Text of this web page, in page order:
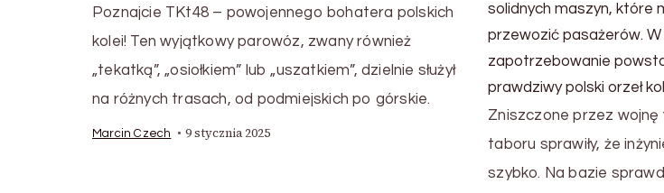
Poznajcie TKt48 – powojennego bohatera polskich
kolei! Ten wyjątkowy parowóz, zwany również
„tekatką”, „osiołkiem” lub „uszatkiem”, dzielnie służył
na różnych trasach, od podmiejskich po górskie.
Marcin Czech 9 stycznia 2025
solidnych maszyn, które
przewozić pasażerów.
zapotrzebowanie
prawdziwy polski orzeł
Zniszczone przez
taboru sprawiły, że
szybko. Na bazie